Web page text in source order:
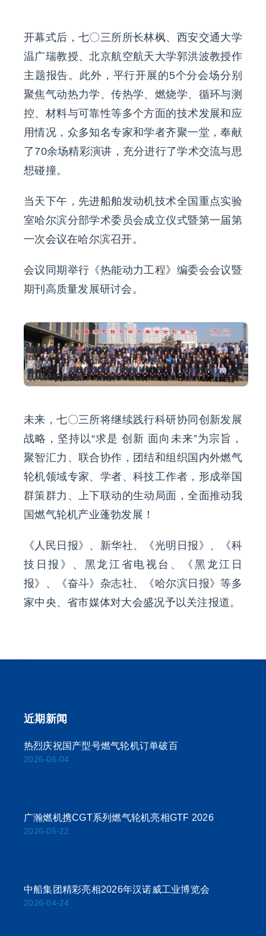
开幕式后，七〇三所所长林枫、西安交通大学
温广瑞教授、北京航空航天大学郭洪波教授作
主题报告。此外，平行开展的5个分会场分别
聚焦气动热力学、传热学、燃烧学、循环与测
控、材料与可靠性等多个方面的技术发展和应
用情况，众多知名专家和学者齐聚一堂，奉献
了70余场精彩演讲，充分进行了学术交流与思
想碰撞。
当天下午，先进船舶发动机技术全国重点实验
室哈尔滨分部学术委员会成立仪式暨第一届第
一次会议在哈尔滨召开。
会议同期举行《热能动力工程》编委会会议暨
期刊高质量发展研讨会。
未来，七〇三所将继续践行科研协同创新发展
战略，坚持以“求是 创新 面向未来”为宗旨，
聚智汇力、联合协作，团结和组织国内外燃气
轮机领域专家、学者、科技工作者，形成举国
群策群力、上下联动的生动局面，全面推动我
国燃气轮机产业蓬勃发展！
《人民日报》、新华社、《光明日报》、《科
技日报》、黑龙江省电视台、《黑龙江日
报》、《奋斗》杂志社、《哈尔滨日报》等多
家中央、省市媒体对大会盛况予以关注报道。
近期新闻
热烈庆祝国产型号燃气轮机订单破百
2026-06-04
广瀚燃机携CGT系列燃气轮机亮相GTF 2026
2026-05-22
中船集团精彩亮相2026年汉诺威工业博览会
2026-04-24